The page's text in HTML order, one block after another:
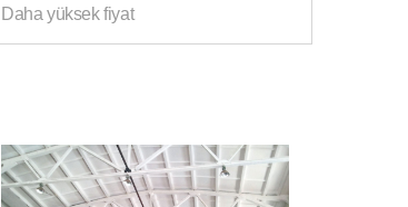
Daha yüksek fiyat